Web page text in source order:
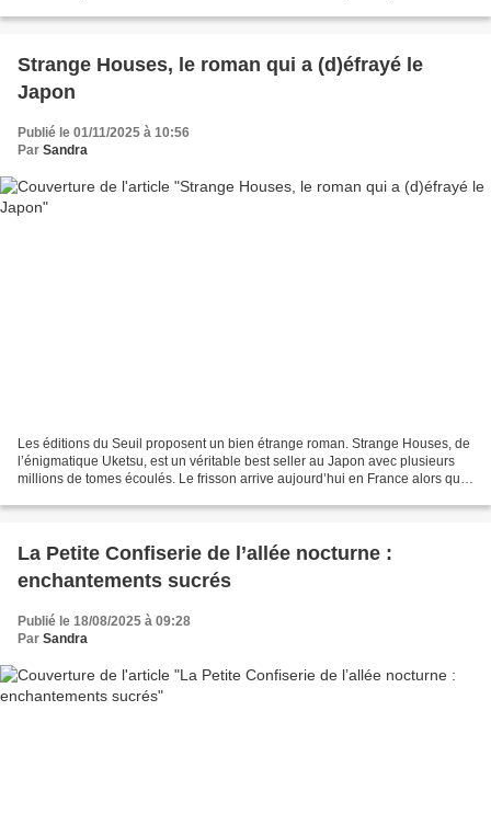
Strange Houses, le roman qui a (d)éfrayé le
Japon
Publié le 01/11/2025 à 10:56
Par Sandra
Les éditions du Seuil proposent un bien étrange roman. Strange Houses, de
l’énigmatique Uketsu, est un véritable best seller au Japon avec plusieurs
millions de tomes écoulés. Le frisson arrive aujourd’hui en France alors que
La Petite Confiserie de l’allée nocturne :
enchantements sucrés
Publié le 18/08/2025 à 09:28
Par Sandra